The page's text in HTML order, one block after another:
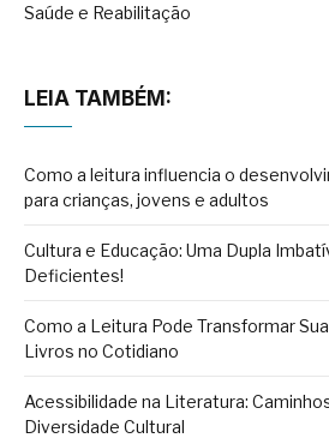
Saúde e Reabilitação
LEIA TAMBÉM:
Como a leitura influencia o
para crianças, jovens e adultos
Cultura e Educação: Uma Dupla
Deficientes!
Como a Leitura Pode Transformar
Livros no Cotidiano
Acessibilidade na Literatura:
Diversidade Cultural